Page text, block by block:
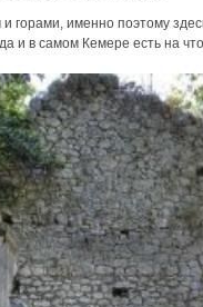
горами, именно поэтому
и в самом Кемере есть на